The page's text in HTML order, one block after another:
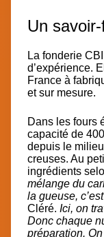
Un
La fonderie CBI
d’expérience.
France à
et sur mesure.
Dans les fours
capacité de
depuis le
creuses. Au
ingrédients
mélange du
la gueuse,
Cléré. Ici, on
Donc chaque
préparation.